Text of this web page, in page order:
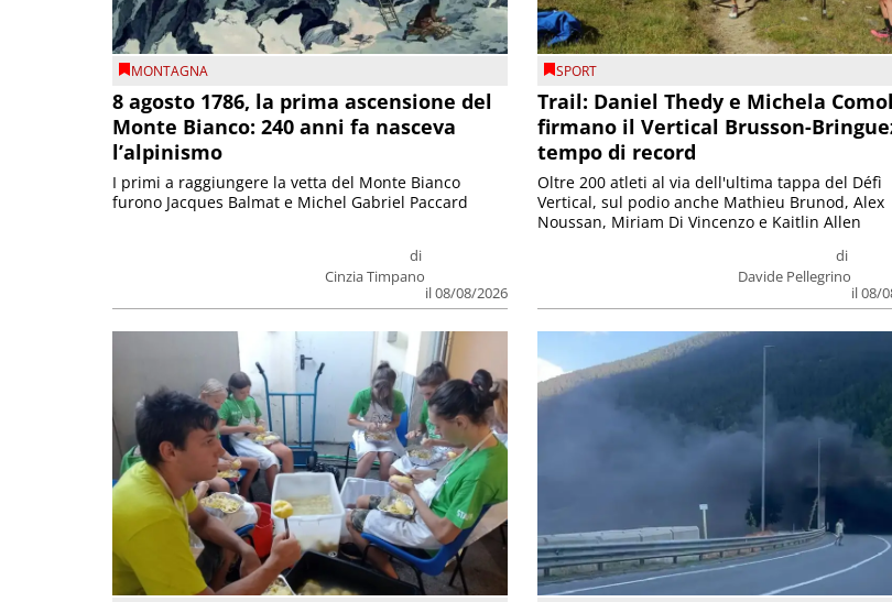
MONTAGNA
8 agosto 1786, la prima ascensione del
Monte Bianco: 240 anni fa nasceva
l’alpinismo
di
Cinzia Timpano
il 08/08/2026
I primi a raggiungere la vetta del Monte Bianco
furono Jacques Balmat e Michel Gabriel Paccard
SPORT
Trail: Daniel Thedy e Michela
firmano il Vertical Brusson-
tempo di record
di
Davide Pellegrino
il 08/
Oltre 200 atleti al via dell'ultima tappa del Défì
Vertical, sul podio anche Mathieu Brunod, Alex
Noussan, Miriam Di Vincenzo e Kaitlin Allen